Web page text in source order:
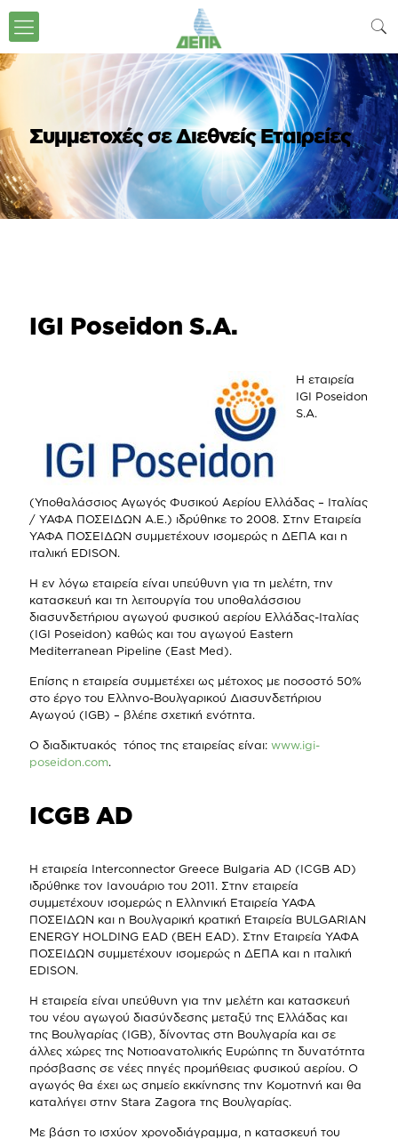
Συμμετοχές σε Διεθνείς Εταιρείες
IGI Poseidon S.A.
Η εταιρεία
IGI Poseidon
S.A.
(Υποθαλάσσιος Αγωγός Φυσικού Αερίου Ελλάδας – Ιταλίας
/ ΥΑΦΑ ΠΟΣΕΙΔΩΝ Α.Ε.) ιδρύθηκε το 2008. Στην Εταιρεία
ΥΑΦΑ ΠΟΣΕΙΔΩΝ συμμετέχουν ισομερώς η ΔΕΠΑ και η
ιταλική EDISON.
Η εν λόγω εταιρεία είναι υπεύθυνη για τη μελέτη, την
κατασκευή και τη λειτουργία του υποθαλάσσιου
διασυνδετήριου αγωγού φυσικού αερίου Ελλάδας-Ιταλίας
(IGI Poseidon) καθώς και του αγωγού Eastern
Mediterranean Pipeline (East Med).
Επίσης η εταιρεία συμμετέχει ως μέτοχος με ποσοστό 50%
στο έργο του Ελληνο-Βουλγαρικού Διασυνδετήριου
Αγωγού (IGB) – βλέπε σχετική ενότητα.
Ο διαδικτυακός τόπος της εταιρείας είναι: www.igi-
poseidon.com.
ICGB AD
Η εταιρεία Interconnector Greece Bulgaria AD (ICGB AD)
ιδρύθηκε τον Ιανουάριο του 2011. Στην εταιρεία
συμμετέχουν ισοµερώς η Ελληνική Εταιρεία ΥΑΦΑ
ΠΟΣΕΙΔΩΝ και η Βουλγαρική κρατική Εταιρεία BULGARIAN
ENERGY HOLDING EAD (BEH EAD). Στην Εταιρεία ΥΑΦΑ
ΠΟΣΕΙΔΩΝ συμμετέχουν ισομερώς η ΔΕΠΑ και η ιταλική
EDISON.
Η εταιρεία είναι υπεύθυνη για την μελέτη και κατασκευή
του νέου αγωγού διασύνδεσης μεταξύ της Ελλάδας και
της Βουλγαρίας (IGB), δίνοντας στη Βουλγαρία και σε
άλλες χώρες της Νοτιοανατολικής Ευρώπης τη δυνατότητα
πρόσβασης σε νέες πηγές προμήθειας φυσικού αερίου. Ο
αγωγός θα έχει ως σημείο εκκίνησης την Κομοτηνή και θα
καταλήγει στην Stara Zagora της Βουλγαρίας.
Με βάση το ισχύον χρονοδιάγραμμα, η κατασκευή του